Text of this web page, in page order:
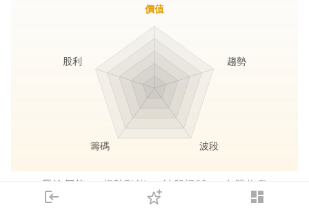
login dashboard
下單
長線價值 趨勢動能 波段訊號 存股收息
價值
趨勢
波段
籌碼
股利